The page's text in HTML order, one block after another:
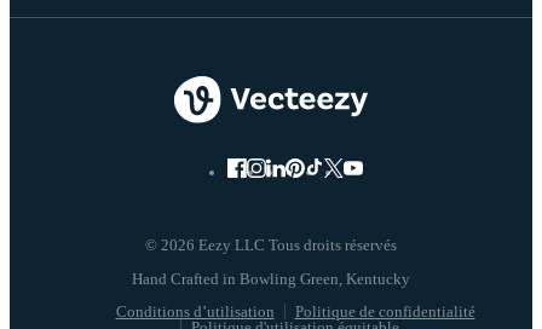
© 2026 Eezy LLC Tous droits réservés
Conditions d’utilisation
Politique de confidentialité